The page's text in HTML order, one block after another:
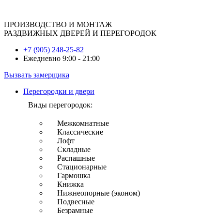
ПРОИЗВОДСТВО И МОНТАЖ
РАЗДВИЖНЫХ ДВЕРЕЙ И ПЕРЕГОРОДОК
+7 (905) 248-25-82
Ежедневно 9:00 - 21:00
Вызвать замерщика
Перегородки и двери
Виды перегородок:
Межкомнатные
Классические
Лофт
Складные
Распашные
Стационарные
Гармошка
Книжка
Нижнеопорные (эконом)
Подвесные
Безрамные